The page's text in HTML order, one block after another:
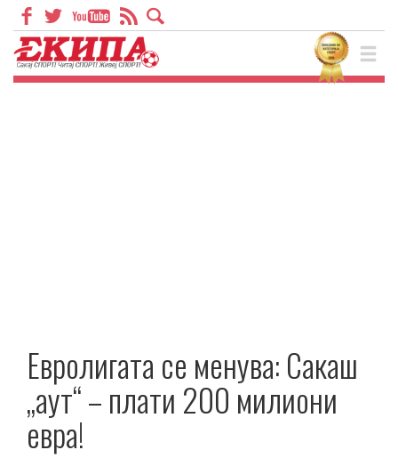
Евролигата се менува: Сакаш
„аут“ – плати 200 милиони
евра!